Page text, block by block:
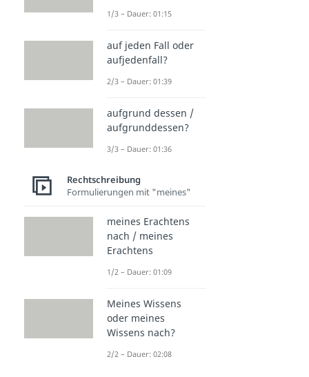
1/3 – Dauer: 01:15
auf jeden Fall oder
aufjedenfall?
2/3 – Dauer: 01:39
aufgrund dessen /
aufgrunddessen?
3/3 – Dauer: 01:36
Rechtschreibung
Formulierungen mit "meines"
meines Erachtens
nach / meines
Erachtens
1/2 – Dauer: 01:09
Meines Wissens
oder meines
Wissens nach?
2/2 – Dauer: 02:08